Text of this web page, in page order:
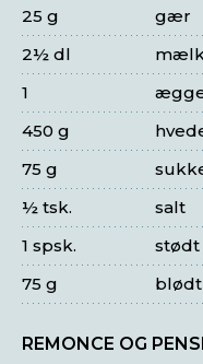
gær
25 g
2½ dl
1
450 g
75 g
salt
½ tsk.
1 spsk.
75 g
REMONCE OG